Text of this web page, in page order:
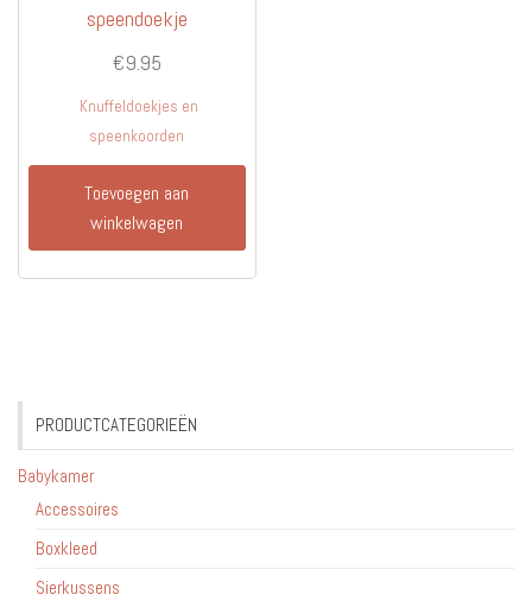
speendoekje
€9.95
Knuffeldoekjes en
speenkoorden
Toevoegen aan
winkelwagen
PRODUCTCATEGORIEËN
Babykamer
Accessoires
Boxkleed
Sierkussens